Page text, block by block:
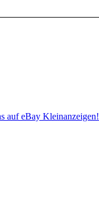
auf eBay Kleinanzeigen!